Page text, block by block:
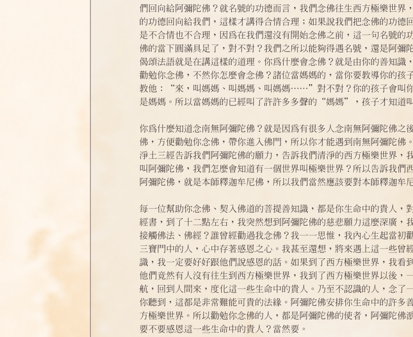
們回向給阿彌陀佛？就名號的功德而言，我們念佛往生西方極樂世界
的功德回向給我們，這樣才講得合情合理；如果說我們把念佛的功德
是不合情也不合理，因為在我們還沒有開始念佛之前，這一句名號的
佛的當下圓滿具足了，對不對？我們之所以能夠得遇名號，還是阿彌
偈頌法語就是在講這樣的道理。你為什麼會念佛？就是由你的善知識
勸勉你念佛，不然你怎麼會念佛？諸位當媽媽的，當你要教導你的孩
教他：“來，叫媽媽、叫媽媽、叫媽媽……”對不對？你的孩子會叫
是媽媽。所以當媽媽的已經叫了許許多多聲的“媽媽”，孩子才知道
你為什麼知道念南無阿彌陀佛？就是因為有很多人念南無阿彌陀佛之
佛，方便勸勉你念佛，帶你進入佛門，所以你才能遇到南無阿彌陀佛
淨土三經告訴我們阿彌陀佛的願力，告訴我們清淨的西方極樂世界，
叫阿彌陀佛，我們怎麼會知道有一個世界叫極樂世界？所以告訴我們
阿彌陀佛，就是本師釋迦牟尼佛，所以我們當然應該要對本師釋迦牟
每一位幫助你念佛、契入佛道的菩提善知識，都是你生命中的貴人，
經書，到了十二點左右，我突然想到阿彌陀佛的慈悲願力這麼深廣，
接觸佛法、佛經？誰曾經勸過我念佛？我一一思惟，我內心生起當初
三寶門中的人，心中存著感恩之心。我甚至還想，將來遇上這一些曾
識，我一定要好好跟他們說感恩的話。如果到了西方極樂世界，我看
他們竟然有人沒有往生到西方極樂世界，我到了西方極樂世界以後，
航，回到人間來，度化這一些生命中的貴人。乃至不認識的人，念了
你聽到，這都是非常難能可貴的法緣。阿彌陀佛安排你生命中的許多
方極樂世界。所以勸勉你念佛的人，都是阿彌陀佛的使者，阿彌陀佛
要不要感恩這一些生命中的貴人？當然要。